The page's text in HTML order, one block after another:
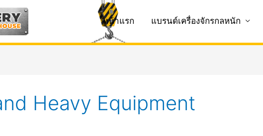
หน้าแรก แบรนด์เครื่องจักรกลหนัก
Heavy Equipment